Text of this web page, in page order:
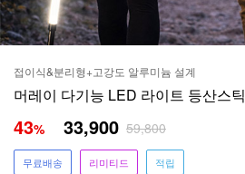
접이식&분리형+고강도 알루미늄 설계
머레이 다기능 LED 라이트 등산스틱
43% 33,900 59,800
무료배송 리미티드 적립